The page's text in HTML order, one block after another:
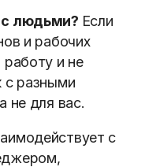
с людьми? Если
и рабочих
и не
с разными
не для вас.
с